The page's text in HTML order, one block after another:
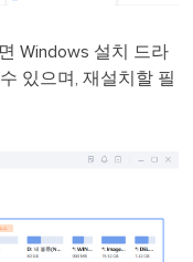
Windows 설치 드라
있으며, 재설치할 필